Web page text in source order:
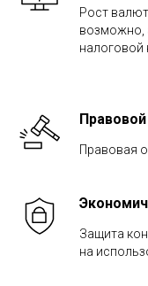
Рост
возможно,
налоговой
Правовой
Правовая
Защита
на